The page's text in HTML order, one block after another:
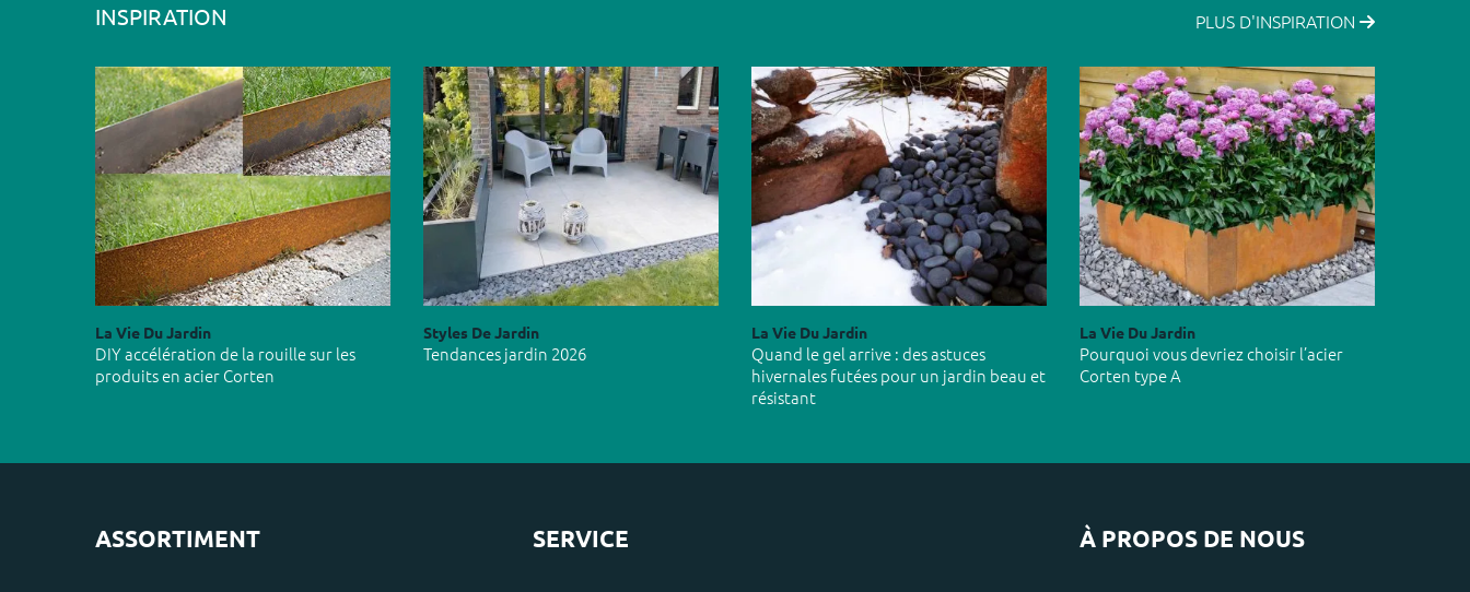
INSPIRATION PLUS D'INSPIRATION
La Vie Du Jardin
DIY accélération de la rouille sur les
produits en acier Corten
Styles De Jardin
Tendances jardin 2026
La Vie Du Jardin
Quand le gel arrive : des astuces
hivernales futées pour un jardin beau et
résistant
La Vie Du Jardin
Pourquoi vous devriez choisir l’acier
Corten type A
ASSORTIMENT SERVICE À PROPOS DE NOUS